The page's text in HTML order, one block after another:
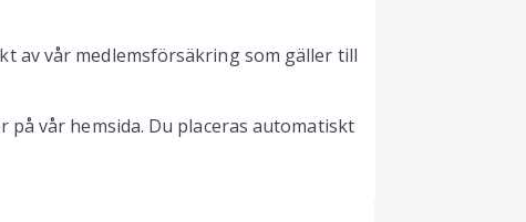
av vår medlemsförsäkring som gäller till
vår hemsida. Du placeras automatiskt